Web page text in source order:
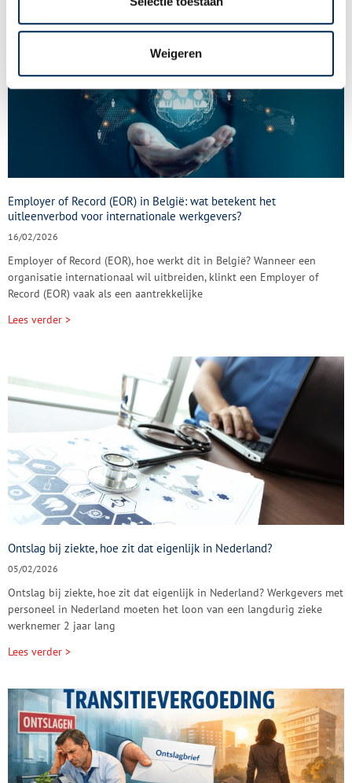
Weigeren
Employer of Record (EOR) in België: wat betekent het
uitleenverbod voor internationale werkgevers?
16/02/2026
Employer of Record (EOR), hoe werkt dit in België? Wanneer een
organisatie internationaal wil uitbreiden, klinkt een Employer of
Record (EOR) vaak als een aantrekkelijke
Lees verder >
Ontslag bij ziekte, hoe zit dat eigenlijk in Nederland?
05/02/2026
Ontslag bij ziekte, hoe zit dat eigenlijk in Nederland? Werkgevers met
personeel in Nederland moeten het loon van een langdurig zieke
werknemer 2 jaar lang
Lees verder >